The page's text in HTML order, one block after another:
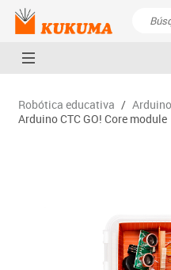
Robótica educativa / Arduino
Arduino CTC GO! Core module